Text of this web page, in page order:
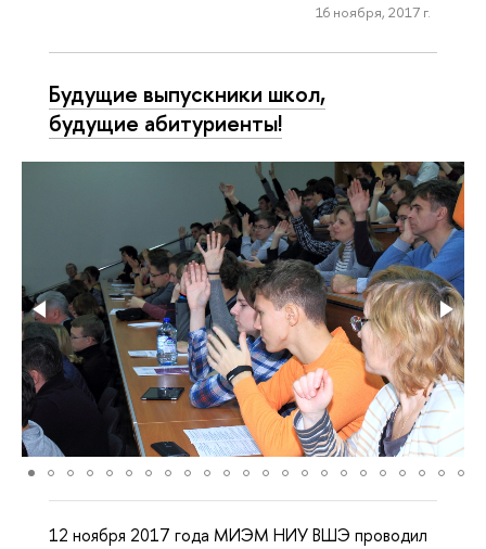
16 ноября, 2017 г.
Будущие выпускники школ,
будущие абитуриенты!
12 ноября 2017 года МИЭМ НИУ ВШЭ проводил